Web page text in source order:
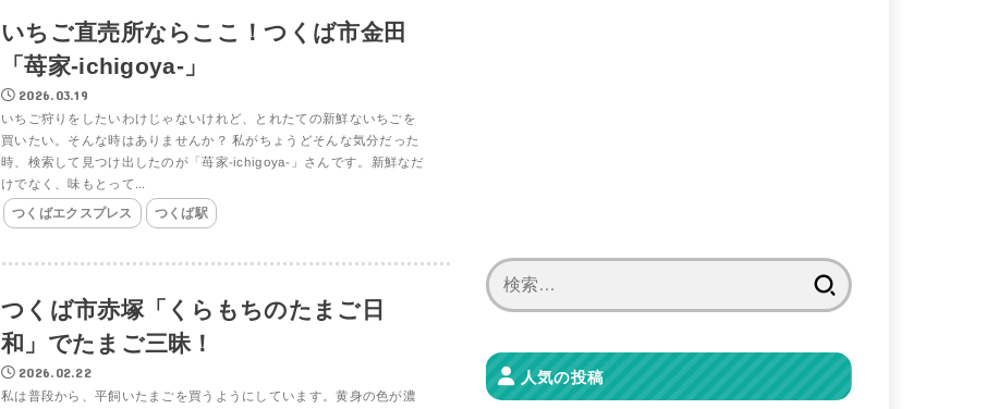
いちご直売所ならここ！つくば市金田
「苺家-ichigoya-」
2026.03.19
いちご狩りをしたいわけじゃないけれど、とれたての新鮮ないちごを
買いたい。そんな時はありませんか？ 私がちょうどそんな気分だった
時、検索して見つけ出したのが「苺家-ichigoya-」さんです。新鮮なだ
けでなく、味もとって...
つくばエクスプレス つくば駅
つくば市赤塚「くらもちのたまご日
和」でたまご三昧！
2026.02.22
私は普段から、平飼いたまごを買うようにしています。黄身の色が濃
人気の投稿